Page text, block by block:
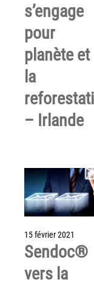
Sécurité
Gestion
Mobilité
Service de
Notre équipe
Lyon Techlid
Monts du
Villefranche
Nos clients
s’engage
pour
planète et
la
– Irlande
15 février 2021
Sendoc®
vers la